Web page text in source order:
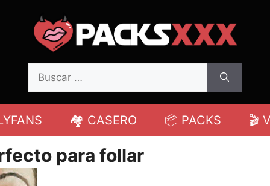
🏘️ CASERO 📦 PACKS 🎬
para follar